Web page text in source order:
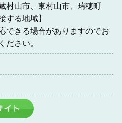
村山市、東村山市、瑞穂町
する地域】
できる場合がありますのでお
ださい。